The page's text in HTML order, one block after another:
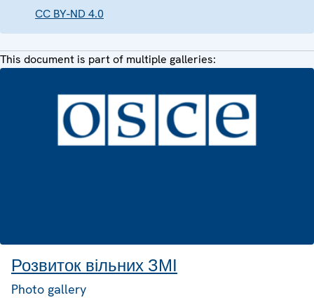
CC BY-ND 4.0
This document is part of multiple galleries:
Розвиток вільних ЗМІ
Photo gallery